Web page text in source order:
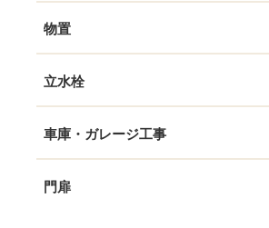
物置
立水栓
車庫・ガレージ工事
門扉